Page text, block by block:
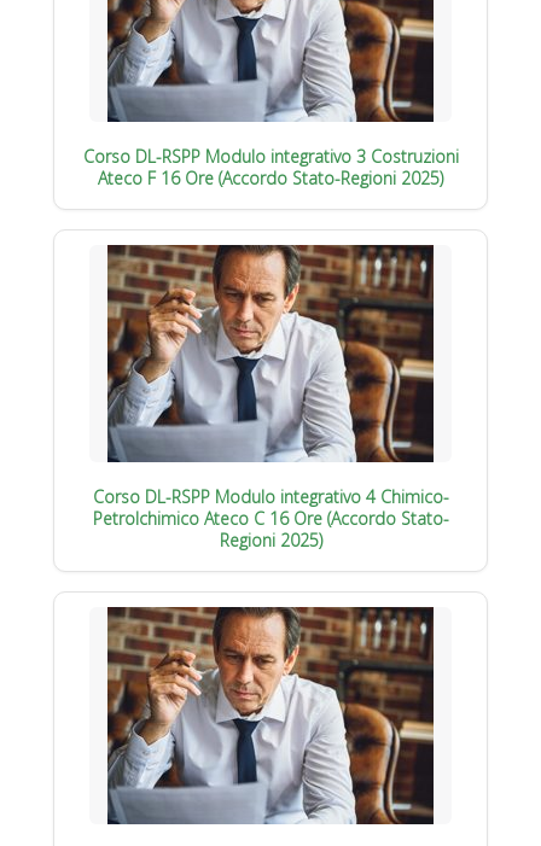
Corso DL-RSPP Modulo integrativo 3 Costruzioni
Ateco F 16 Ore (Accordo Stato-Regioni 2025)
Corso DL-RSPP Modulo integrativo 4 Chimico-
Petrolchimico Ateco C 16 Ore (Accordo Stato-
Regioni 2025)